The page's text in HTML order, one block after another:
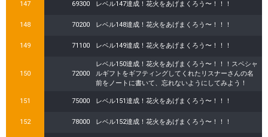
147 69300 レベル147達成！花火をあげまくろう〜！！！
148 70200 レベル148達成！花火をあげまくろう〜！！！
149 71100 レベル149達成！花火をあげまくろう〜！！！
150 72000
レベル150達成！花火をあげまくろう〜！！！スペシャ
ルギフトをギフティングしてくれたリスナーさんの名
前をノートに書いて、忘れないようにしてみよう！
151 75000 レベル151達成！花火をあげまくろう〜！！！
152 78000 レベル152達成！花火をあげまくろう〜！！！